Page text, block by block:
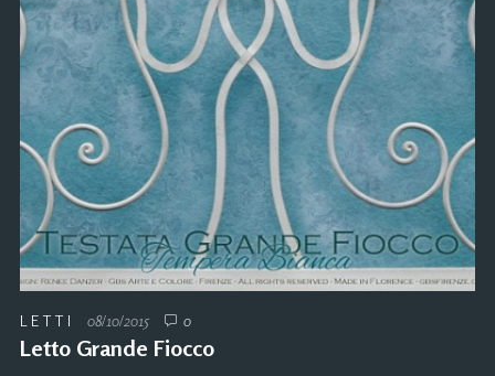
LETTI 08/10/2015 0
Letto Grande Fiocco